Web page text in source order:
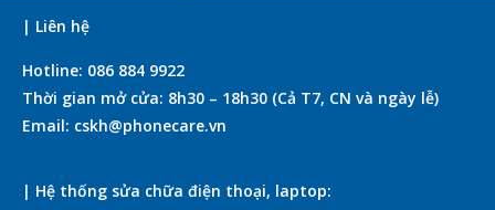
| Liên hệ
Hotline: 086 884 9922
Thời gian mở cửa: 8h30 – 18h30 (Cả T7, CN và ngày lễ)
Email: cskh@phonecare.vn
| Hệ thống sửa chữa điện thoại, laptop: